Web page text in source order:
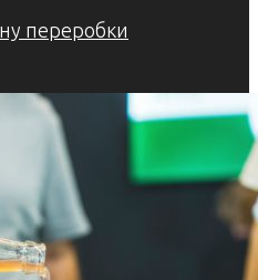
переробки